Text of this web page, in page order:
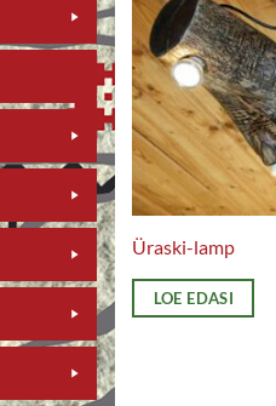
Üraski-lamp
LOE EDASI